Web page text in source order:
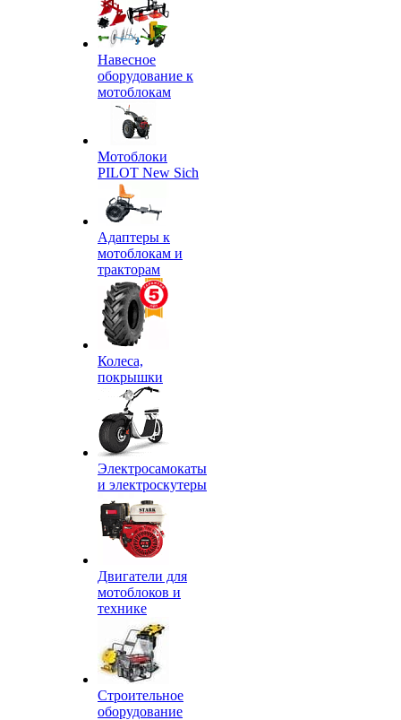
Навесное
оборудование к
мотоблокам
Мотоблоки
PILOT New Sich
Адаптеры к
мотоблокам и
тракторам
Колеса,
покрышки
Электросамокаты
и электроскутеры
Двигатели для
мотоблоков и
технике
Строительное
оборудование